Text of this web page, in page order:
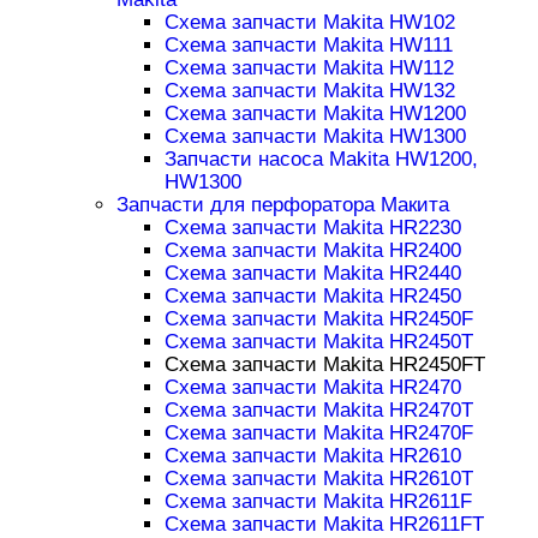
Схема запчасти Makita HW102
Схема запчасти Makita HW111
Схема запчасти Makita HW112
Схема запчасти Makita HW132
Схема запчасти Makita HW1200
Схема запчасти Makita HW1300
Запчасти насоса Makita HW1200,
HW1300
Запчасти для перфоратора Макита
Схема запчасти Makita HR2230
Схема запчасти Makita HR2400
Схема запчасти Makita HR2440
Схема запчасти Makita HR2450
Схема запчасти Makita HR2450F
Схема запчасти Makita HR2450T
Схема запчасти Makita HR2450FT
Схема запчасти Makita HR2470
Схема запчасти Makita HR2470T
Схема запчасти Makita HR2470F
Схема запчасти Makita HR2610
Схема запчасти Makita HR2610T
Схема запчасти Makita HR2611F
Схема запчасти Makita HR2611FT